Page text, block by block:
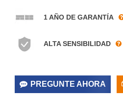
1 AÑO DE GARANTÍA
ALTA SENSIBILIDAD
PREGUNTE AHORA